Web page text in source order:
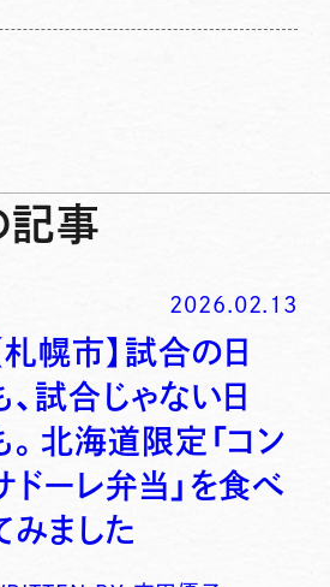
記事
2026.02.13
札幌市】試合の日
、試合じゃない日
。北海道限定「コン
ドーレ弁当」を食べ
みました